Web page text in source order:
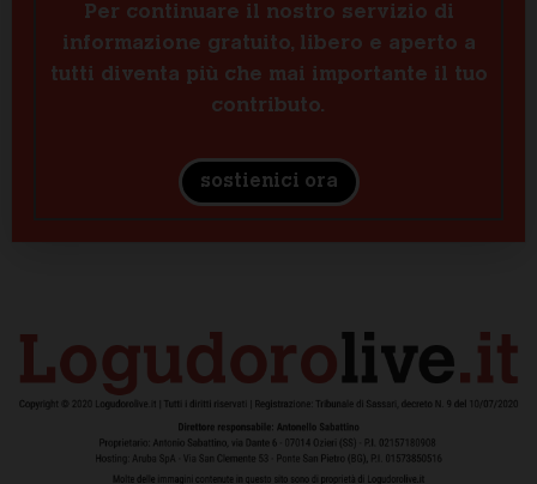
Per continuare il nostro servizio di
informazione gratuito, libero e aperto a
tutti diventa più che mai importante il tuo
contributo.
sostienici ora